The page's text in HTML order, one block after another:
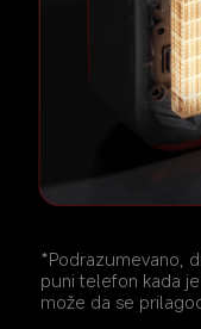
*Podrazumevano,
puni telefon kada
može da se